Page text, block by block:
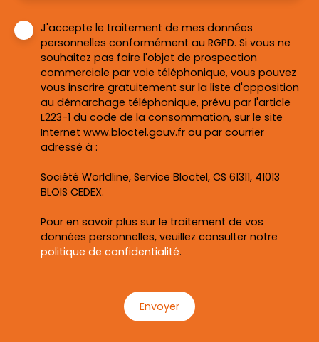
J'accepte le traitement de mes données
personnelles conformément au RGPD. Si vous ne
souhaitez pas faire l'objet de prospection
commerciale par voie téléphonique, vous pouvez
vous inscrire gratuitement sur la liste d'opposition
au démarchage téléphonique, prévu par l'article
L223-1 du code de la consommation, sur le site
Internet www.bloctel.gouv.fr ou par courrier
adressé à :
Société Worldline, Service Bloctel, CS 61311, 41013
BLOIS CEDEX.
Pour en savoir plus sur le traitement de vos
données personnelles, veuillez consulter notre
politique de confidentialité.
Envoyer